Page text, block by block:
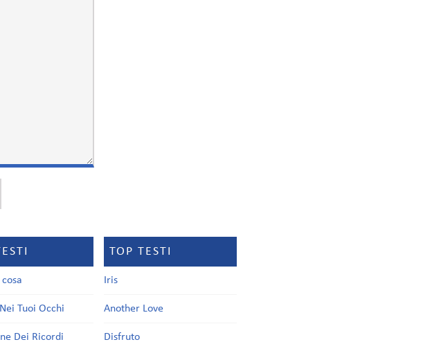
Tuoi Occhi
Dei Ricordi
TOP TESTI
Iris
Another Love
Disfruto